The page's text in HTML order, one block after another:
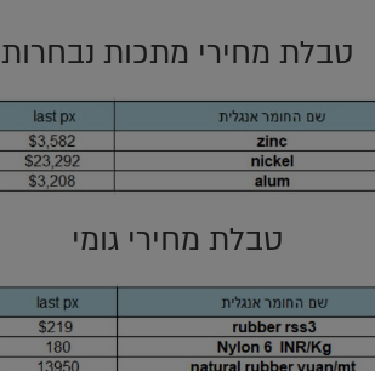
טבלת מחירי מתכות נבחרות
טבלת מחירי גומי